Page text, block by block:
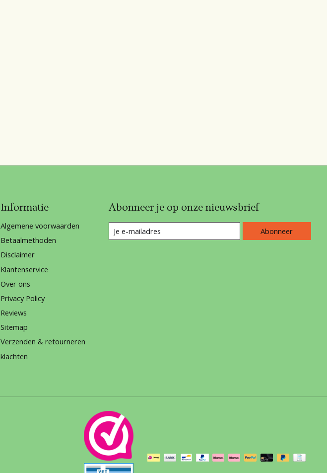
Informatie
Algemene voorwaarden
Betaalmethoden
Disclaimer
Klantenservice
Over ons
Privacy Policy
Reviews
Sitemap
Verzenden & retourneren
klachten
Abonneer je op onze nieuwsbrief
Abonneer